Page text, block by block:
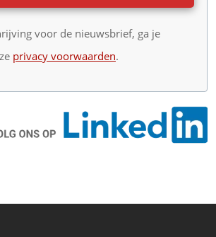
voor de nieuwsbrief, ga je
privacy voorwaarden.